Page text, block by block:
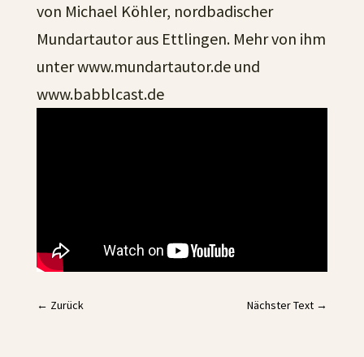
von Michael Köhler, nordbadischer
Mundartautor aus Ettlingen. Mehr von ihm
unter www.mundartautor.de und
www.babblcast.de
← Zurück Nächster Text →